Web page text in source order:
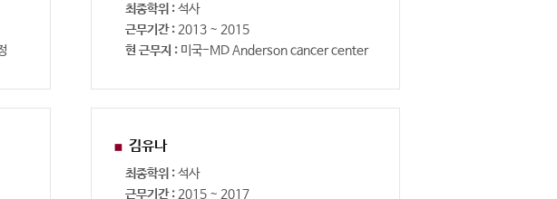
최종학위 :석사
근무기간 : 2013 ~ 2015
현 근무지 : 미국-MD Anderson cancer center
김유나
최종학위 :석사
근무기간 : 2015 ~ 2017